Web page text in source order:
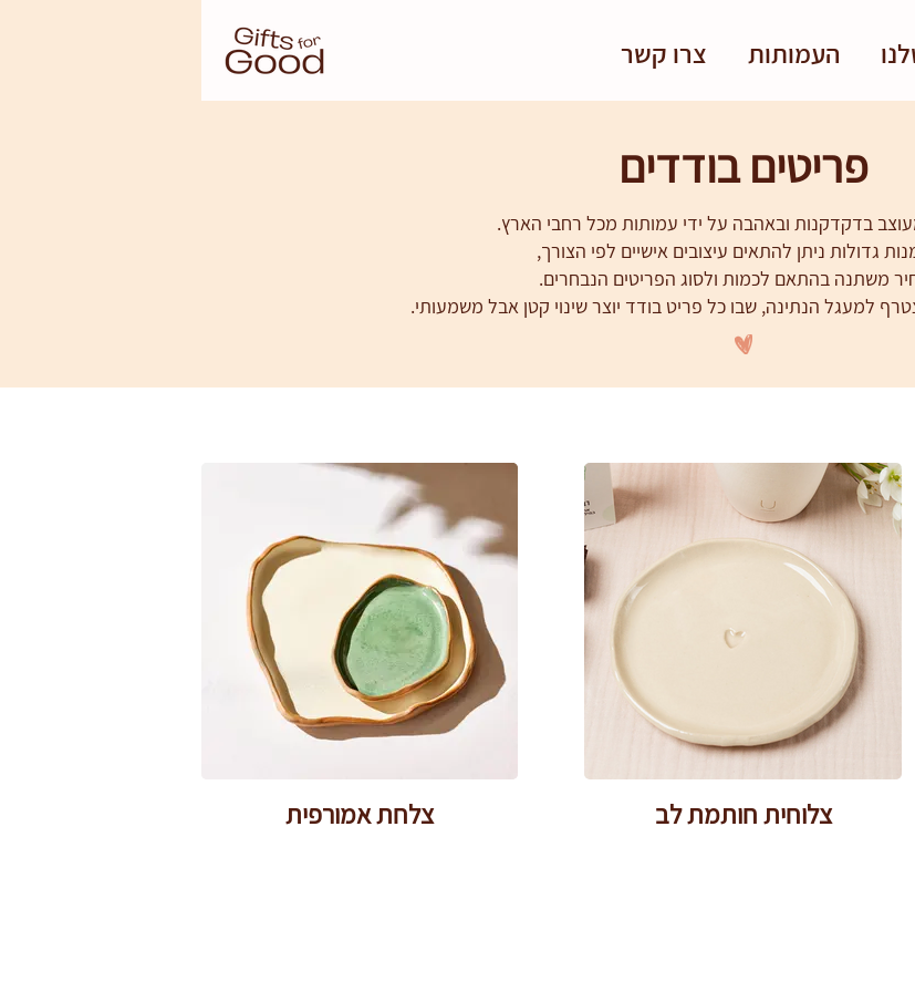
העמותות צרו קשר
פריטים בודדים
בדקדקנות ובאהבה על ידי עמותות מכל רחבי הארץ.
גדולות ניתן להתאים עיצובים אישיים לפי הצורך,
משתנה בהתאם לכמות ולסוג הפריטים הנבחרים.
למעגל הנתינה, שבו כל פריט בודד יוצר שינוי קטן אבל משמעותי.
צלוחית חותמת לב צלחת אמורפית